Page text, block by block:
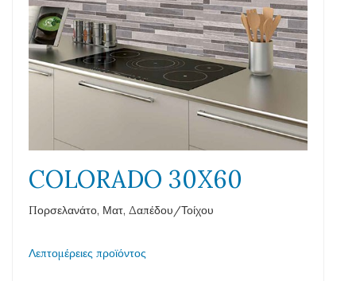
COLORADO 30X60
Πορσελανάτο, Ματ, Δαπέδου/Τοίχου
Λεπτομέρειες προϊόντος